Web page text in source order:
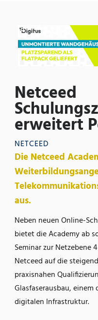
Netceed
erweitert
NETCEED
Die Netceed
aus.
Neben neuen Online-
bietet die Academy ab
Seminar zur Netzebene
Netceed auf die
praxisnahen
Glasfaserausbau,
digitalen Infrastruktur.